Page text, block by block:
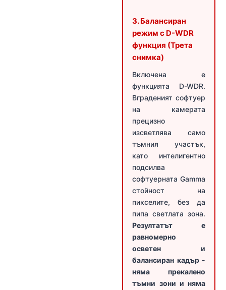
3. Балансиран
режим с D-WDR
функция (Трета
снимка)
Включена е
функцията D-WDR.
Вграденият софтуер
на камерата
прецизно
изсветлява само
тъмния участък,
като интелигентно
подсилва
софтуерната Gamma
стойност на
пикселите, без да
пипа светлата зона.
Резултатът е
равномерно
осветен и
балансиран кадър -
няма прекалено
тъмни зони и няма